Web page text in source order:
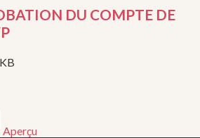
DU COMPTE DE
Aperçu